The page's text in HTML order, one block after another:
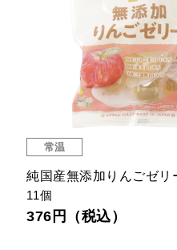
常温
純国産無添加りんごゼリ
11個
376円（税込）